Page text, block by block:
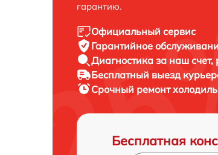
гарантию.
Официальный сервис
Гарантийное
Диагностика за наш счет,
Бесплатный выезд
Срочный ремонт
Бесплатная